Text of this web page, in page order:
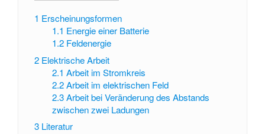
1 Erscheinungsformen
1.1 Energie einer Batterie
1.2 Feldenergie
2 Elektrische Arbeit
2.1 Arbeit im Stromkreis
2.2 Arbeit im elektrischen Feld
2.3 Arbeit bei Veränderung des Abstands
zwischen zwei Ladungen
3 Literatur